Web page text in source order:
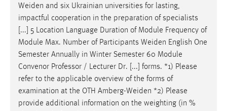
Weiden and six Ukrainian universities for lasting,
impactful cooperation in the preparation of specialists
[...] 5 Location Language Duration of Module Frequency of
Module Max. Number of Participants Weiden English One
Semester Annually in Winter Semester 60 Module
Convenor Professor / Lecturer Dr. [...] forms. *1) Please
refer to the applicable overview of the forms of
examination at the OTH Amberg-Weiden *2) Please
provide additional information on the weighting (in %
Zweck:
Das Cookie speichert die gewählte Sprache der Website.
Cookie Laufzeit:
30 Tage
Chat
Name:
MibewSessionID, MIBEW_UserID, mibew_locale, mibew-